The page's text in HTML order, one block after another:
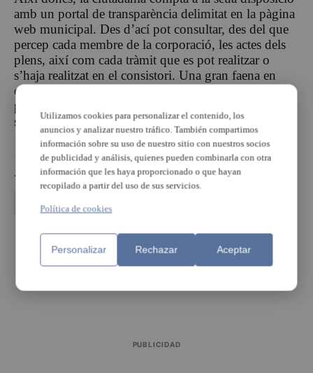
amb un portal de transparència delimitat en la pàgina
web municipal. Des d’ací pot consultar, des del que
percep cada membre de la corporació, les actes dels
plens, així com cada tràmit que es pot realitzar o
s’haja realitzat en el consistori. Una gran faena en
contínua actualització i que any a any es va polint
perquè l’organització continue gaudint d’una bona
salut democràtica.
TEMAS
Catarroja transparència
PUBLICIDAD
Utilizamos cookies para personalizar el contenido, los
anuncios y analizar nuestro tráfico. También compartimos
información sobre su uso de nuestro sitio con nuestros socios
de publicidad y análisis, quienes pueden combinarla con otra
información que les haya proporcionado o que hayan
recopilado a partir del uso de sus servicios.
Política de cookies
Personalizar Rechazar Aceptar